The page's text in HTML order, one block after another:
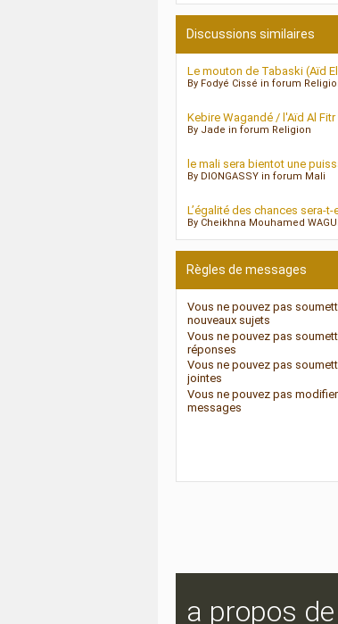
Discussions similaires
Le mouton de Tabaski (Aïd
By Fodyé Cissé in forum
Kebire Wagandé / l'Aïd Al Fitr
By Jade in forum Religion
le mali sera bientot une
By DIONGASSY in forum Mali
L’égalité des chances sera-
By Cheikhna Mouhamed
Règles de messages
Vous ne pouvez pas
nouveaux sujets
Vous ne pouvez pas
réponses
Vous ne pouvez pas
jointes
Vous ne pouvez pas
messages
a propos